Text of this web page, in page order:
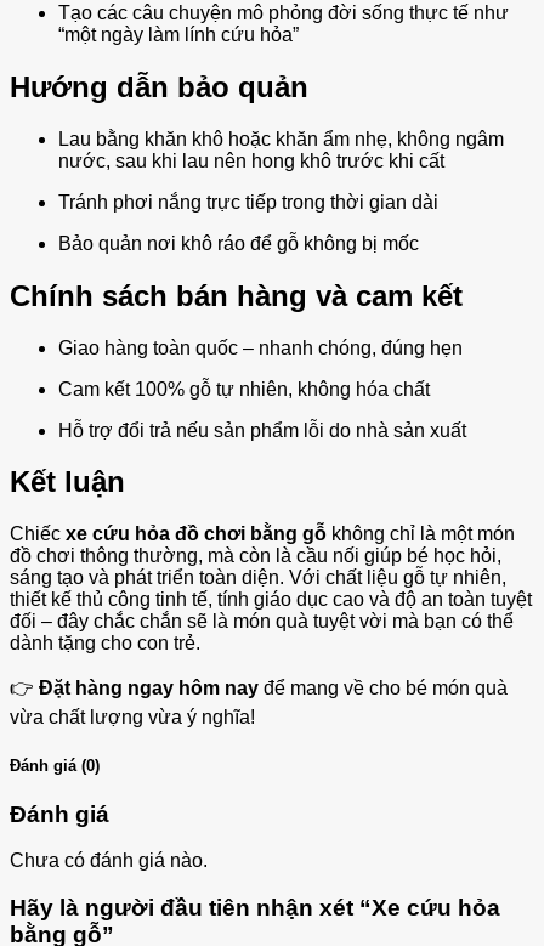
Tạo các câu chuyện mô phỏng đời sống thực tế như
“một ngày làm lính cứu hỏa”
Hướng dẫn bảo quản
Lau bằng khăn khô hoặc khăn ẩm nhẹ, không ngâm
nước, sau khi lau nên hong khô trước khi cất
Tránh phơi nắng trực tiếp trong thời gian dài
Bảo quản nơi khô ráo để gỗ không bị mốc
Chính sách bán hàng và cam kết
Giao hàng toàn quốc – nhanh chóng, đúng hẹn
Cam kết 100% gỗ tự nhiên, không hóa chất
Hỗ trợ đổi trả nếu sản phẩm lỗi do nhà sản xuất
Kết luận
Chiếc xe cứu hỏa đồ chơi bằng gỗ không chỉ là một món
đồ chơi thông thường, mà còn là cầu nối giúp bé học hỏi,
sáng tạo và phát triển toàn diện. Với chất liệu gỗ tự nhiên,
thiết kế thủ công tinh tế, tính giáo dục cao và độ an toàn tuyệt
đối – đây chắc chắn sẽ là món quà tuyệt vời mà bạn có thể
dành tặng cho con trẻ.
👉 Đặt hàng ngay hôm nay để mang về cho bé món quà
vừa chất lượng vừa ý nghĩa!
Đánh giá (0)
Đánh giá
Chưa có đánh giá nào.
Hãy là người đầu tiên nhận xét “Xe cứu hỏa
bằng gỗ”